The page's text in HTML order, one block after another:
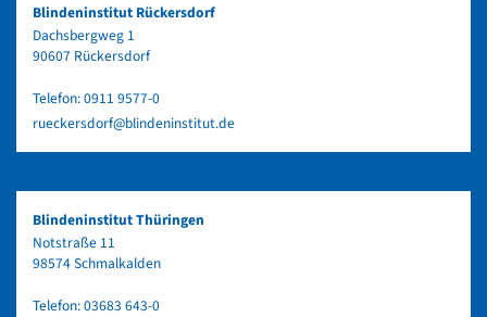
Blindeninstitut Rückersdorf
Dachsbergweg 1
90607 Rückersdorf
Telefon:0911 9577-0
rueckersdorf@blindeninstitut.de
Blindeninstitut Thüringen
Notstraße 11
98574 Schmalkalden
Telefon:03683 643-0